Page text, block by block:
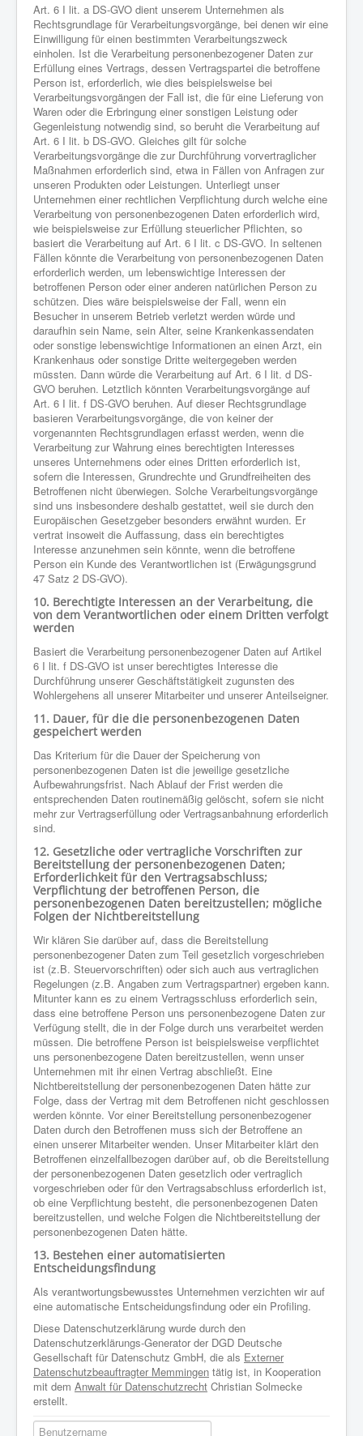
Art. 6 I lit. a DS-GVO dient unserem Unternehmen als
Rechtsgrundlage für Verarbeitungsvorgänge, bei denen wir eine
Einwilligung für einen bestimmten Verarbeitungszweck
einholen. Ist die Verarbeitung personenbezogener Daten zur
Erfüllung eines Vertrags, dessen Vertragspartei die betroffene
Person ist, erforderlich, wie dies beispielsweise bei
Verarbeitungsvorgängen der Fall ist, die für eine Lieferung von
Waren oder die Erbringung einer sonstigen Leistung oder
Gegenleistung notwendig sind, so beruht die Verarbeitung auf
Art. 6 I lit. b DS-GVO. Gleiches gilt für solche
Verarbeitungsvorgänge die zur Durchführung vorvertraglicher
Maßnahmen erforderlich sind, etwa in Fällen von Anfragen zur
unseren Produkten oder Leistungen. Unterliegt unser
Unternehmen einer rechtlichen Verpflichtung durch welche eine
Verarbeitung von personenbezogenen Daten erforderlich wird,
wie beispielsweise zur Erfüllung steuerlicher Pflichten, so
basiert die Verarbeitung auf Art. 6 I lit. c DS-GVO. In seltenen
Fällen könnte die Verarbeitung von personenbezogenen Daten
erforderlich werden, um lebenswichtige Interessen der
betroffenen Person oder einer anderen natürlichen Person zu
schützen. Dies wäre beispielsweise der Fall, wenn ein
Besucher in unserem Betrieb verletzt werden würde und
daraufhin sein Name, sein Alter, seine Krankenkassendaten
oder sonstige lebenswichtige Informationen an einen Arzt, ein
Krankenhaus oder sonstige Dritte weitergegeben werden
müssten. Dann würde die Verarbeitung auf Art. 6 I lit. d DS-
GVO beruhen. Letztlich könnten Verarbeitungsvorgänge auf
Art. 6 I lit. f DS-GVO beruhen. Auf dieser Rechtsgrundlage
basieren Verarbeitungsvorgänge, die von keiner der
vorgenannten Rechtsgrundlagen erfasst werden, wenn die
Verarbeitung zur Wahrung eines berechtigten Interesses
unseres Unternehmens oder eines Dritten erforderlich ist,
sofern die Interessen, Grundrechte und Grundfreiheiten des
Betroffenen nicht überwiegen. Solche Verarbeitungsvorgänge
sind uns insbesondere deshalb gestattet, weil sie durch den
Europäischen Gesetzgeber besonders erwähnt wurden. Er
vertrat insoweit die Auffassung, dass ein berechtigtes
Interesse anzunehmen sein könnte, wenn die betroffene
Person ein Kunde des Verantwortlichen ist (Erwägungsgrund
47 Satz 2 DS-GVO).
10. Berechtigte Interessen an der Verarbeitung, die
von dem Verantwortlichen oder einem Dritten verfolgt
werden
Basiert die Verarbeitung personenbezogener Daten auf Artikel
6 I lit. f DS-GVO ist unser berechtigtes Interesse die
Durchführung unserer Geschäftstätigkeit zugunsten des
Wohlergehens all unserer Mitarbeiter und unserer Anteilseigner.
11. Dauer, für die die personenbezogenen Daten
gespeichert werden
Das Kriterium für die Dauer der Speicherung von
personenbezogenen Daten ist die jeweilige gesetzliche
Aufbewahrungsfrist. Nach Ablauf der Frist werden die
entsprechenden Daten routinemäßig gelöscht, sofern sie nicht
mehr zur Vertragserfüllung oder Vertragsanbahnung erforderlich
sind.
12. Gesetzliche oder vertragliche Vorschriften zur
Bereitstellung der personenbezogenen Daten;
Erforderlichkeit für den Vertragsabschluss;
Verpflichtung der betroffenen Person, die
personenbezogenen Daten bereitzustellen; mögliche
Folgen der Nichtbereitstellung
Wir klären Sie darüber auf, dass die Bereitstellung
personenbezogener Daten zum Teil gesetzlich vorgeschrieben
ist (z.B. Steuervorschriften) oder sich auch aus vertraglichen
Regelungen (z.B. Angaben zum Vertragspartner) ergeben kann.
Mitunter kann es zu einem Vertragsschluss erforderlich sein,
dass eine betroffene Person uns personenbezogene Daten zur
Verfügung stellt, die in der Folge durch uns verarbeitet werden
müssen. Die betroffene Person ist beispielsweise verpflichtet
uns personenbezogene Daten bereitzustellen, wenn unser
Unternehmen mit ihr einen Vertrag abschließt. Eine
Nichtbereitstellung der personenbezogenen Daten hätte zur
Folge, dass der Vertrag mit dem Betroffenen nicht geschlossen
werden könnte. Vor einer Bereitstellung personenbezogener
Daten durch den Betroffenen muss sich der Betroffene an
einen unserer Mitarbeiter wenden. Unser Mitarbeiter klärt den
Betroffenen einzelfallbezogen darüber auf, ob die Bereitstellung
der personenbezogenen Daten gesetzlich oder vertraglich
vorgeschrieben oder für den Vertragsabschluss erforderlich ist,
ob eine Verpflichtung besteht, die personenbezogenen Daten
bereitzustellen, und welche Folgen die Nichtbereitstellung der
personenbezogenen Daten hätte.
13. Bestehen einer automatisierten
Entscheidungsfindung
Als verantwortungsbewusstes Unternehmen verzichten wir auf
eine automatische Entscheidungsfindung oder ein Profiling.
Diese Datenschutzerklärung wurde durch den
Datenschutzerklärungs-Generator der DGD Deutsche
Gesellschaft für Datenschutz GmbH, die als Externer
Datenschutzbeauftragter Memmingen tätig ist, in Kooperation
mit dem Anwalt für Datenschutzrecht Christian Solmecke
erstellt.